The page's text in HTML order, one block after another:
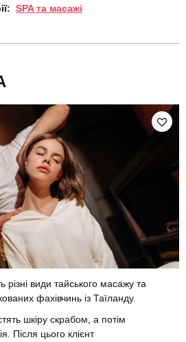
SPA та масажі
різні види тайського масажу та
фахівчинь із Таїланду.
шкіру скрабом, а потім
Після цього клієнт